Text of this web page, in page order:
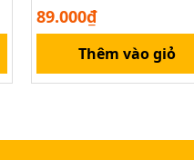
89.000₫
Thêm vào giỏ